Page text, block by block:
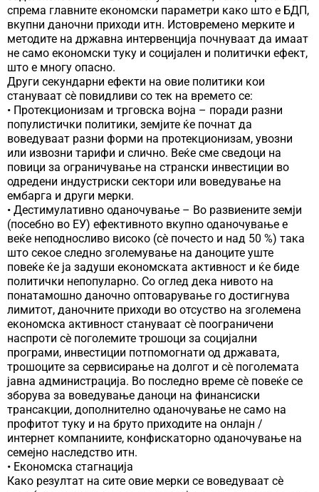
спрема главните економски параметри како што е БДП,
вкупни даночни приходи итн. Истовремено мерките и
методите на државна интервенција почнуваат да имаат
не само економски туку и социјален и политички ефект,
што е многу опасно.
Други секундарни ефекти на овие политики кои
стануваат сѐ повидливи со тек на времето се:
• Протекционизам и трговска војна – поради разни
популистички политики, земјите ќе почнат да
воведуваат разни форми на протекционизам, увозни
или извозни тарифи и слично. Веќе сме сведоци на
повици за ограничување на странски инвестиции во
одредени индустриски сектори или воведување на
ембарга и други мерки.
• Дестимулативно оданочување – Во развиените земји
(посебно во ЕУ) ефективното вкупно оданочување е
веќе неподносливо високо (сѐ почесто и над 50 %) така
што секое следно зголемување на даноците уште
повеќе ќе ја задуши економската активност и ќе биде
политички непопуларно. Со оглед дека нивото на
понатамошно даночно оптоварување го достигнува
лимитот, даночните приходи во отсуство на зголемена
економска активност стануваат сѐ поограничени
наспроти сѐ поголемите трошоци за социјални
програми, инвестиции потпомогнати од државата,
трошоците за сервисирање на долгот и сѐ поголемата
јавна администрација. Во последно време сѐ повеќе се
зборува за воведување даноци на финансиски
трансакции, дополнително оданочување не само на
профитот туку и на бруто приходите на онлајн /
интернет компаниите, конфискаторно оданочување на
семејно наследство итн.
• Економска стагнација
Како резултат на сите овие мерки се воведуваат сѐ